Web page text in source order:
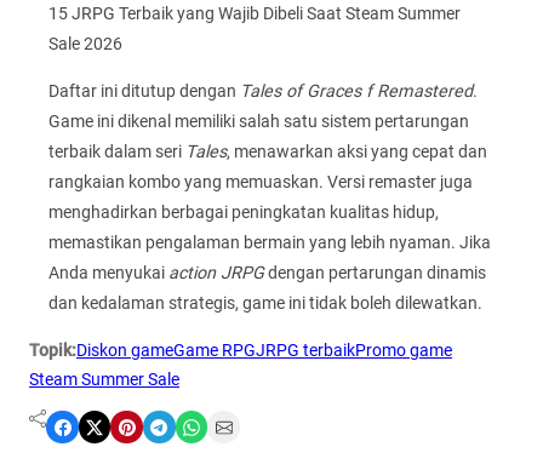
15 JRPG Terbaik yang Wajib Dibeli Saat Steam Summer
Sale 2026
Daftar ini ditutup dengan Tales of Graces f Remastered.
Game ini dikenal memiliki salah satu sistem pertarungan
terbaik dalam seri Tales, menawarkan aksi yang cepat dan
rangkaian kombo yang memuaskan. Versi remaster juga
menghadirkan berbagai peningkatan kualitas hidup,
memastikan pengalaman bermain yang lebih nyaman. Jika
Anda menyukai action JRPGdengan pertarungan dinamis
dan kedalaman strategis, game ini tidak boleh dilewatkan.
Topik:Diskon gameGame RPGJRPG terbaikPromo game
Steam Summer Sale
Share on Facebook Share on X Share on Pinterest Share on Telegram Share on WhatsApp Share on Email